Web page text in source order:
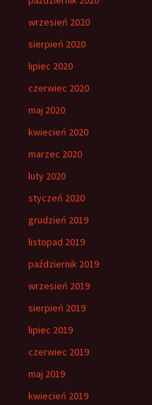
wrzesień 2020
sierpień 2020
lipiec 2020
czerwiec 2020
maj 2020
kwiecień 2020
marzec 2020
luty 2020
styczeń 2020
grudzień 2019
listopad 2019
październik 2019
wrzesień 2019
sierpień 2019
lipiec 2019
czerwiec 2019
maj 2019
kwiecień 2019